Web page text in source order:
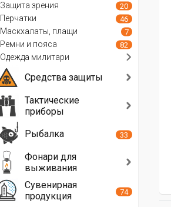
Защита зрения 20
Перчатки 46
Маскхалаты, плащи 7
Ремни и пояса 82
Одежда милитари
Средства защиты
Тактические
приборы
Рыбалка
33
Фонари для
выживания
Сувенирная
продукция
74